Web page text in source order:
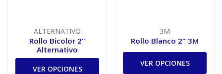
ALTERNATIVO
Rollo Bicolor 2"
Alternativo
VER OPCIONES
3M
Rollo Blanco 2" 3M
VER OPCIONES